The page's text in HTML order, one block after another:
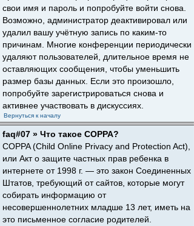
свои имя и пароль и попробуйте войти снова.
Возможно, администратор деактивировал или
удалил вашу учётную запись по каким-то
причинам. Многие конференции периодически
удаляют пользователей, длительное время не
оставляющих сообщения, чтобы уменьшить
размер базы данных. Если это произошло,
попробуйте зарегистрироваться снова и
активнее участвовать в дискуссиях.
Вернуться к началу
faq#07 » Что такое COPPA?
COPPA (Child Online Privacy and Protection Act),
или Акт о защите частных прав ребенка в
интернете от 1998 г. — это закон Соединенных
Штатов, требующий от сайтов, которые могут
собирать информацию от
несовершеннолетних младше 13 лет, иметь на
это письменное согласие родителей.